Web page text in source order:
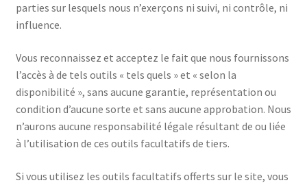
parties sur lesquels nous n’exerçons ni suivi, ni contrôle, ni
influence.
Vous reconnaissez et acceptez le fait que nous fournissons
l’accès à de tels outils « tels quels » et « selon la
disponibilité », sans aucune garantie, représentation ou
condition d’aucune sorte et sans aucune approbation. Nous
n’aurons aucune responsabilité légale résultant de ou liée
à l’utilisation de ces outils facultatifs de tiers.
Si vous utilisez les outils facultatifs offerts sur le site, vous